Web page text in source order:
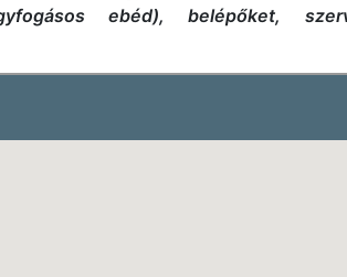
ebéd), belépőket,